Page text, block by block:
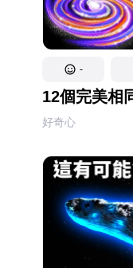
-
12個完美相
好奇心